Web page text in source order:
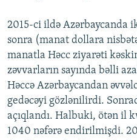
2015-ci ildə Azərbaycanda
sonra (manat dollara
manatla Həcc ziyarəti
zəvvarların sayında bəlli
Həccə Azərbaycandan
gedəcəyi gözlənilirdi.
açıqlandı. Halbuki, ötən il
1040 nəfərə endirilmişdi.